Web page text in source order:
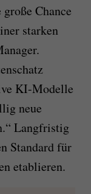
Chance
starken
KI-Modelle
neue
Langfristig
Standard für
etablieren.